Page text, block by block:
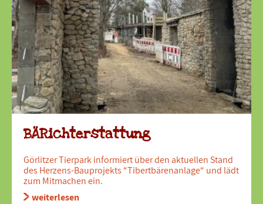
BÄRichterstattung
Görlitzer Tierpark informiert über den aktuellen Stand
des Herzens-Bauprojekts “Tibertbärenanlage“ und lädt
zum Mitmachen ein.
weiterlesen